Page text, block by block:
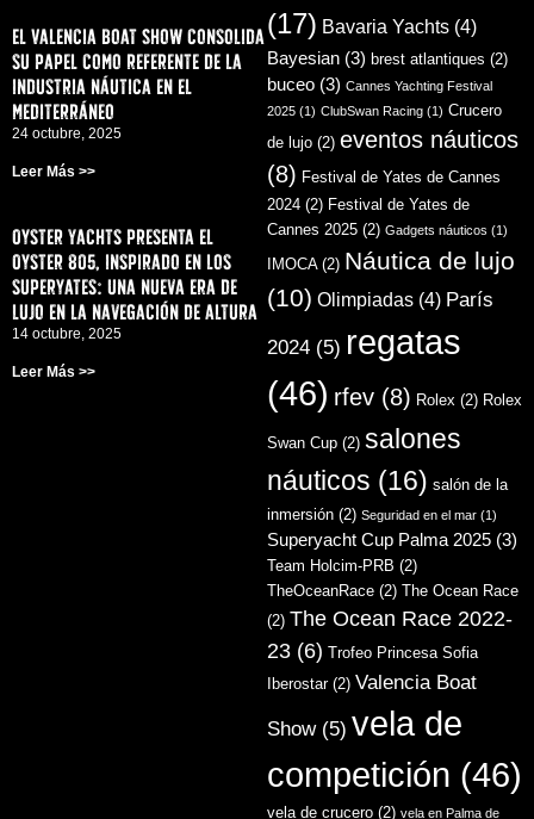
El Valencia Boat Show consolida
su papel como referente de la
industria náutica en el
Mediterráneo
24 octubre, 2025
Leer Más >>
Oyster Yachts presenta el
Oyster 805, inspirado en los
superyates: una nueva era de
lujo en la navegación de altura
14 octubre, 2025
Leer Más >>
(17) Bavaria Yachts (4)
Bayesian (3) brest atlantiques (2)
buceo (3) Cannes Yachting Festival
2025 (1) ClubSwan Racing (1) Crucero
de lujo (2) eventos náuticos
(8) Festival de Yates de Cannes
2024 (2) Festival de Yates de
Cannes 2025 (2) Gadgets náuticos (1)
IMOCA(2) Náutica de lujo
(10) Olimpiadas (4) París
2024 (5) regatas
(46) rfev (8) Rolex (2) Rolex
Swan Cup (2) salones
náuticos (16) salón de la
inmersión (2) Seguridad en el mar (1)
Superyacht Cup Palma 2025 (3)
Team Holcim-PRB (2)
TheOceanRace (2) The Ocean Race
(2) The Ocean Race 2022-
23 (6) Trofeo Princesa Sofia
Iberostar(2) Valencia Boat
Show(5) vela de
competición (46)
vela de crucero (2) vela en Palma de